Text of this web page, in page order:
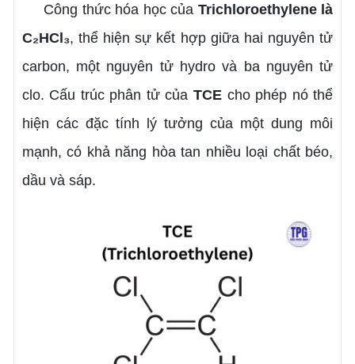
Công thức hóa học của Trichloroethylene là
C₂HCl₃, thể hiện sự kết hợp giữa hai nguyên tử
carbon, một nguyên tử hydro và ba nguyên tử
clo. Cấu trúc phân tử củaTCE cho phép nó thể
hiện các đặc tính lý tưởng của một dung môi
mạnh, có khả năng hòa tan nhiều loại chất béo,
dầu và sáp.